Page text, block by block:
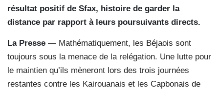
résultat positif de Sfax, histoire de garder la
distance par rapport à leurs poursuivants directs.
La Presse — Mathématiquement, les Béjaois sont
toujours sous la menace de la relégation. Une lutte pour
le maintien qu’ils mèneront lors des trois journées
restantes contre les Kairouanais et les Capbonais de